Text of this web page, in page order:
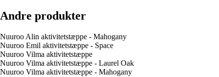
Andre produkter
Nuuroo Alin aktivitetstæppe - Mahogany
Nuuroo Emil aktivitetstæppe - Space
Nuuroo Vilma aktivitetstæppe
Nuuroo Vilma aktivitetstæppe - Laurel Oak
Nuuroo Vilma aktivitetstæppe - Mahogany